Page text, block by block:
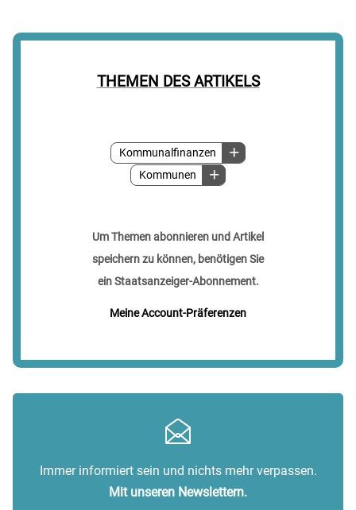
THEMEN DES ARTIKELS
Kommunalfinanzen
Kommunen
Um Themen abonnieren und Artikel
speichern zu können, benötigen Sie
ein Staatsanzeiger-Abonnement.
Meine Account-Präferenzen
Immer informiert sein und nichts mehr verpassen.
Mit unseren Newslettern.